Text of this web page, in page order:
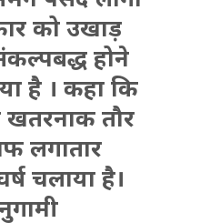
को उखाड़
होने
है । कहा कि
खतरनाक तौर
लगातार
चलाया है।